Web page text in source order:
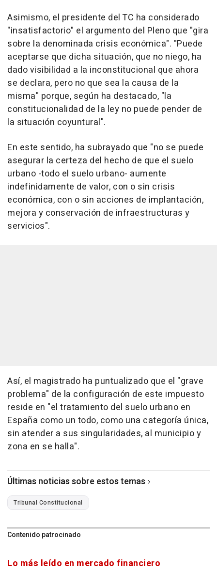
Asimismo, el presidente del TC ha considerado
"insatisfactorio" el argumento del Pleno que "gira
sobre la denominada crisis económica". "Puede
aceptarse que dicha situación, que no niego, ha
dado visibilidad a la inconstitucional que ahora
se declara, pero no que sea la causa de la
misma" porque, según ha destacado, "la
constitucionalidad de la ley no puede pender de
la situación coyuntural".
En este sentido, ha subrayado que "no se puede
asegurar la certeza del hecho de que el suelo
urbano -todo el suelo urbano- aumente
indefinidamente de valor, con o sin crisis
económica, con o sin acciones de implantación,
mejora y conservación de infraestructuras y
servicios".
Así, el magistrado ha puntualizado que el "grave
problema" de la configuración de este impuesto
reside en "el tratamiento del suelo urbano en
España como un todo, como una categoría única,
sin atender a sus singularidades, al municipio y
zona en se halla".
Últimas noticias sobre estos temas
Tribunal Constitucional
Contenido patrocinado
Lo más leído en mercado financiero